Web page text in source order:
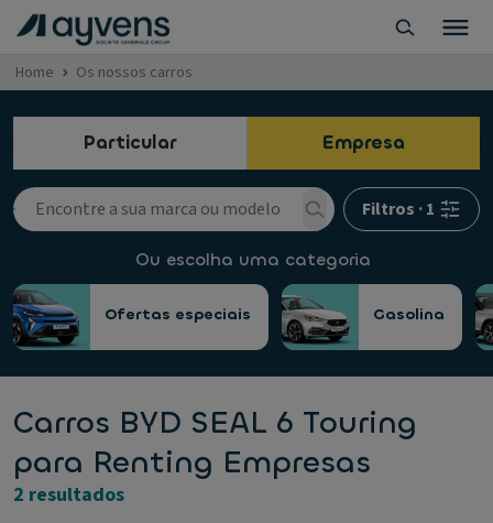
Home Os nossos carros
Particular Empresa
Filtros ·1
Ou escolha uma categoria
Ofertas especiais Gasolina
Carros BYD SEAL 6 Touring
para Renting Empresas
2 resultados